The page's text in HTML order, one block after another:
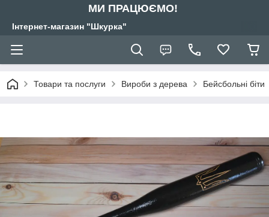
МИ ПРАЦЮЄМО!
Інтернет-магазин "Шкурка"
Товари та послуги Вироби з дерева Бейсбольні біти